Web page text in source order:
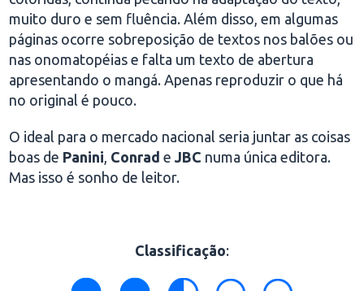
muito duro e sem fluência. Além disso, em algumas
páginas ocorre sobreposição de textos nos balões ou
nas onomatopéias e falta um texto de abertura
apresentando o mangá. Apenas reproduzir o que há
no original é pouco.
O ideal para o mercado nacional seria juntar as coisas
boas de Panini, Conrad eJBC numa única editora.
Mas isso é sonho de leitor.
Classificação: